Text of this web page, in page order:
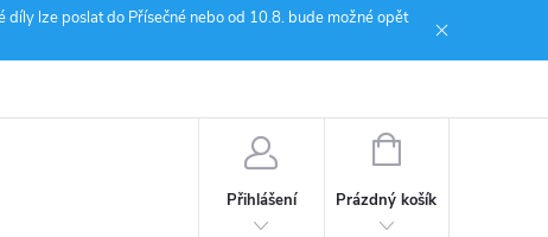
lze poslat do Přísečné nebo od 10.8. bude možné opět
Přihlášení
NÁKUPNÍ
Prázdný košík